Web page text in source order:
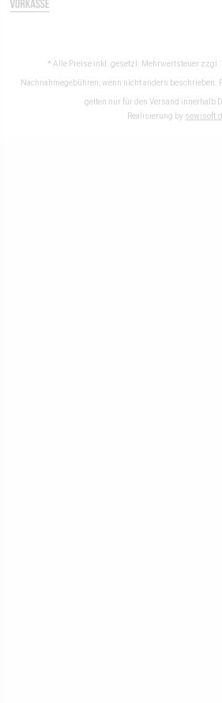
* Alle Preise inkl. gesetzl. Mehrwertsteuer zzgl.
Nachnahmegebühren, wenn nicht anders beschrieben.
gelten nur für den Versand innerhalb
Realisierung by